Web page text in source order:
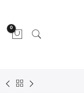
0